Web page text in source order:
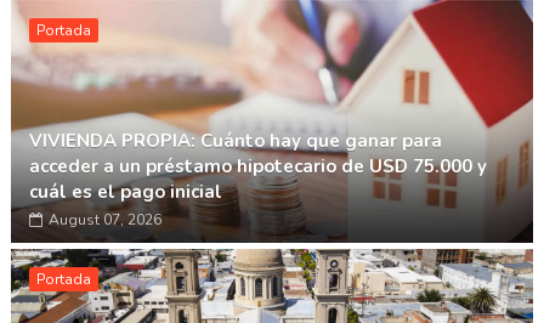
Portada
VIVIENDA PROPIA: Cuánto hay que ganar para
acceder a un préstamo hipotecario de USD 75.000 y
cuál es el pago inicial
August 07, 2026
Portada